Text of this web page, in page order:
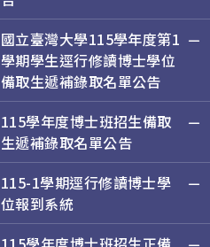
國立臺灣大學115學年度第1
學期學生逕行修讀博士學位
備取生遞補錄取名單公告
115學年度博士班招生備取
生遞補錄取名單公告
115-1學期逕行修讀博士學
位報到系統